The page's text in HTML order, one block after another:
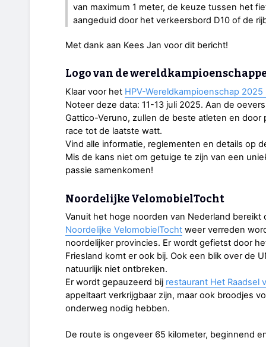
van maximum 1 meter, de keuze tussen het
aangeduid door het verkeersbord D10 of de
Met dank aan Kees Jan voor dit bericht!
Logo van de
Klaar voor het HPV-Wereldkampioenschap 2025
Noteer deze data: 11-13 juli 2025. Aan de
Gattico-Veruno, zullen de beste atleten en
race tot de laatste watt.
Vind alle informatie, reglementen en details op
Mis de kans niet om getuige te zijn van een
passie samenkomen!
Noordelijke VelomobielTocht
Vanuit het hoge noorden van Nederland
Noordelijke VelomobielTocht weer verreden
noordelijker provincies. Er wordt gefietst door
Friesland komt er ook bij. Ook een blik over de
natuurlijk niet ontbreken.
Er wordt gepauzeerd bij restaurant Het Raadsel
appeltaart verkrijgbaar zijn, maar ook broodjes
onderweg nodig hebben.
De route is ongeveer 65 kilometer, beginnend